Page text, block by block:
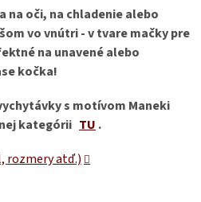
na oči, na chladenie alebo
vo vnútri - v tvare mačky pre
na unavené alebo
kočka!
s motívom Maneki
kategórii TU .
rozmery atď.)